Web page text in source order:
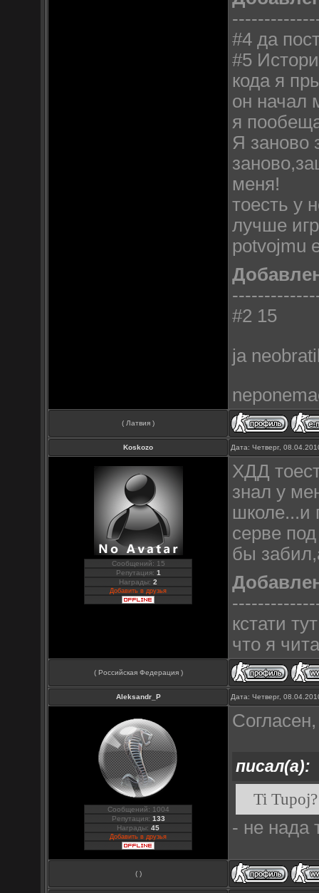
#4 да
#5
кода я
он начал
я
Я заново
меня!
тоесть у
лучше
potvojmu
#2 15
ja
( Латвия )
Koskozo Дата: Четверг,
Сообщений: 15
Репутация: 1
Награды:2
Добавить в друзья
ХДД
знал у
школе...и
серве
бы
кстати
что я
( Российская Федерация )
Aleksandr_P Дата: Четверг,
Сообщений: 1004
Репутация: 133
Награды:45
Добавить в друзья
писал(а):
Ti Tupoj?
- не нада
( )